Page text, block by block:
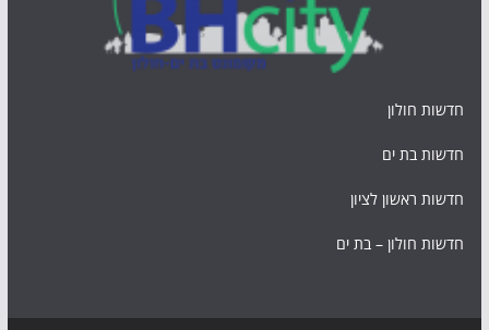
חדשות חולון
חדשות בת ים
חדשות ראשון לציון
חדשות חולון – בת ים